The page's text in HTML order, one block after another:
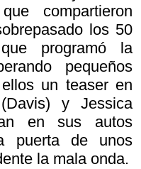
compartieron
los 50
programó la
pequeños
un teaser en
y Jessica
en sus autos
puerta de unos
la mala onda.